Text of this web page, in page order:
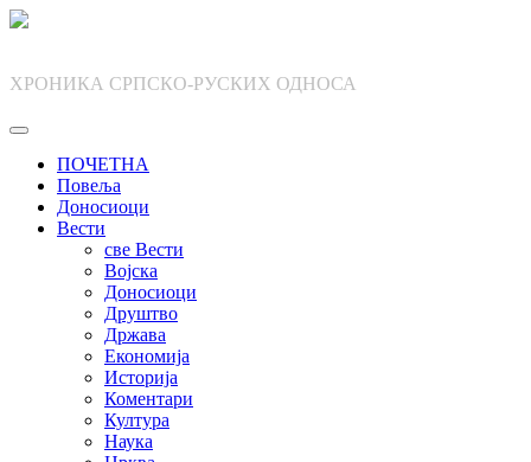
Skip
ХРОНИКА СРПСКО-РУСКИХ ОДНОСА
ПОЧЕТНА
Повеља
Доносиоци
Вести
све Вести
Војска
Доносиоци
Друштво
Држава
Економија
Историја
Коментари
Култура
Наука